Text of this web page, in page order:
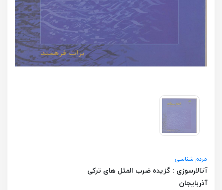
مردم شناسی
آتالارسوزی : گزیده ضرب المثل های ترکی
آذربایجان